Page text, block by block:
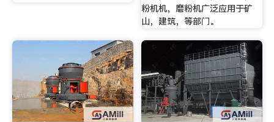
粉机机，磨粉机广泛应用于矿
山，建筑，等部门。